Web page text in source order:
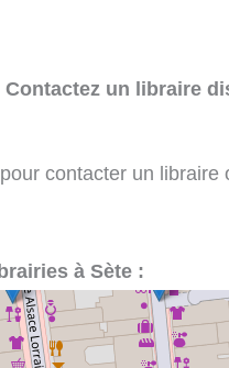
Contactez un libraire
contacter un
à Sète :